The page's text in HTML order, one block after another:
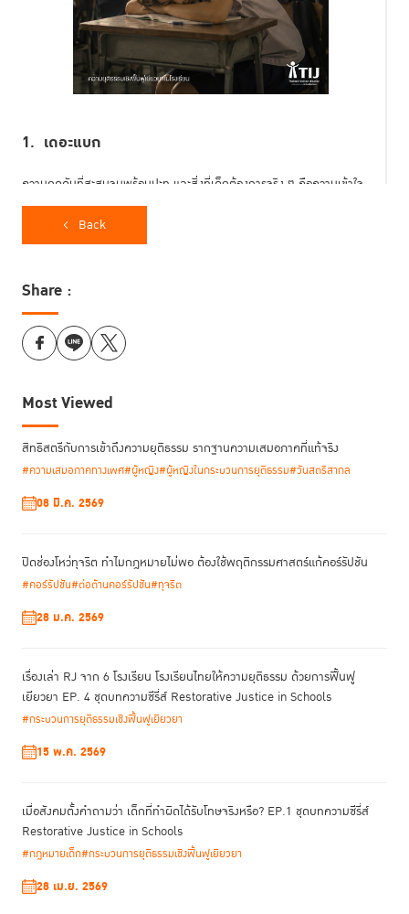
1. เดอะแบก
ความกดดันที่สะสมจนพร้อมปะทุ และสิ่งที่เด็กต้องการจริง ๆ คือความเข้าใจ
เด็กคนหนึ่งมีความฝันที่จะเป็นนักกีฬาของโรงเรียน เขาเป็นคนร่าเริง ชอบกีฬา
และคอยดูแลเพื่อน ๆ อยู่เสมอ โดยเฉพาะเพื่อนซึ่งมี
สลับหน้าที่กับแม่ที่ต้องออกไปทำงานในช่วงเย็นวันหนึ่งเมื่อถูกเพื่อนซึ่งมีภาวะออ
ดูแลผู้ป่วยช้า และกลัวว่าจะไปซ้อมกีฬาไม่ทัน เขาจึงระเบิดอารมณ์และชกต่อย
กับเพื่อนคนดังกล่าวจนเกิด
ในทันที แต่เริ่มจากการ
ภาระจากการดูแลผู้ป่วยติดเตียงในครอบครัว ต่อมา ครูจึงนัดผู้ปกครองและผู้
ดูแลของทั้งสองฝ่ายมานั่งคุยกัน เพื่อให้ทุกคนเข้าใจบริบทชีวิตของเด็ก และช่วย
กันหาทางออกที่ทำได้จริง
การทะเลาะในโรงเรียนที่เกิดจากการแบกรับภาระเกินวัยของเด็กคนหนึ่งกลาย
มีส่วนร่วมรับรู้ถึง แรงกดดันและความเครียดสะสมของเด็กคนนี้
การใช้กระบวนการ RJ รับฟัง จัด
ทุกฝ่ายได้แสดงความรู้สึกและข้อจำกัด พร้อมกับหา
เข้าใจเด็กมากขึ้น พร้อมเปิดโอกาสให้เด็กได้ใช้ชีวิตที่สดใสสมวัยได้เหมือนเด็ก
คนอื่นต่อไป
Back
Share :
Most Viewed
สิทธิสตรีกับการเข้าถึงความยุติธรรม รากฐานความเสมอภาคที่แท้จริง
#ความเสมอภาคทางเพศ#ผู้หญิง#ผู้หญิงในกระบวนการยุติธรรม#วันสตรีสากล
08 มี.ค. 2569
ปิดช่องโหว่ทุจริต ทำไมกฎหมายไม่พอ ต้องใช้พฤติกรรมศาสตร์แก้คอร์รัปชัน
#คอร์รัปชัน#ต่อต้านคอร์รัปชัน#ทุจริต
28 ม.ค. 2569
เรื่องเล่า RJ จาก 6 โรงเรียน โรงเรียนไทยให้ความยุติธรรม ด้วยการฟื้นฟู
เยียวยา EP. 4 ชุดบทความซีรี่ส์ Restorative Justice in Schools
#กระบวนการยุติธรรมเชิงฟื้นฟูเยียวยา
15 พ.ค. 2569
เมื่อสังคมตั้งคำถามว่า เด็กที่ทำผิดได้รับโทษจริงหรือ? EP.1 ชุดบทความซีรี่ส์
Restorative Justice in Schools
#กฎหมายเด็ก#กระบวนการยุติธรรมเชิงฟื้นฟูเยียวยา
28 เม.ย. 2569